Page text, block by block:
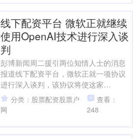
线下配资平台 微软正就继续
使用OpenAI技术进行深入谈
判
彭博新闻周二援引两位知情人士的消息
报道线下配资平台，微软正就一项协议
进行深入谈判，该协议将使这家
Windows 操作系统制造商未来能继续使
用 OpenAI 的....
分类：股票配资股票户
网
查看：
248